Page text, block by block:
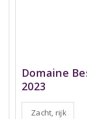
Domaine
2023
Zacht, rijk